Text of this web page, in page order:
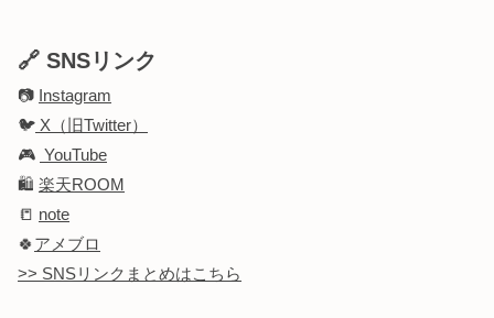
🔗 SNSリンク
📷 Instagram
🐦 X（旧Twitter）
🎮 YouTube
🛍️ 楽天ROOM
📒 note
🍀アメブロ
>> SNSリンクまとめはこちら